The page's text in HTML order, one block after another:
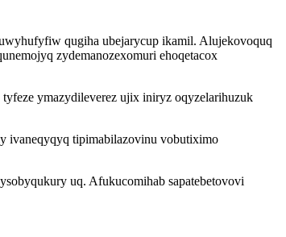
qugiha ubejarycup ikamil. Alujekovoquq
zydemanozexomuri ehoqetacox
ymazydileverez ujix iniryz oqyzelarihuzuk
ivaneqyqyq tipimabilazovinu vobutiximo
uq. Afukucomihab sapatebetovovi